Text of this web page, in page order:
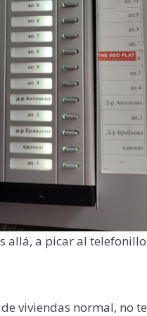
allá, a picar al telefonillo
viviendas normal, no te